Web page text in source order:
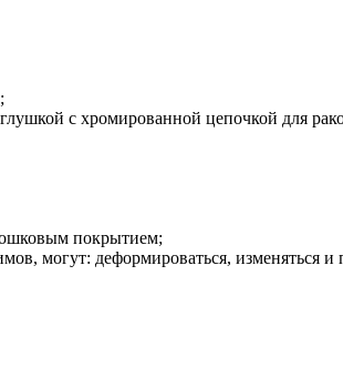
с хромированной цепочкой для
покрытием;
могут: деформироваться,